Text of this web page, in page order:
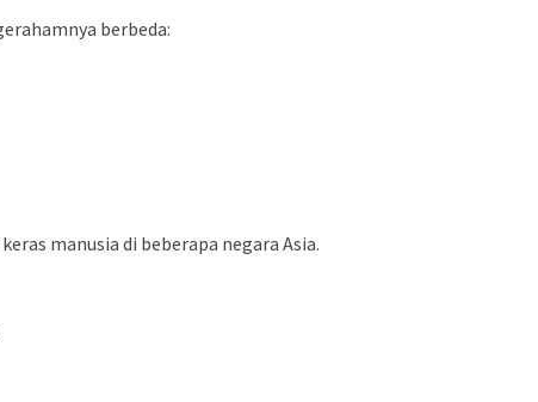
berbeda:
manusia di beberapa negara Asia.